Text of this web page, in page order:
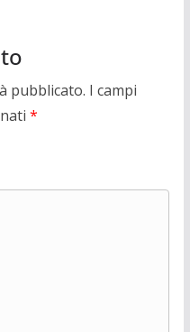
pubblicato. I campi
*